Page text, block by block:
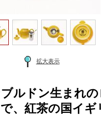
拡大表示
ルドン生まれ
、紅茶の国イ